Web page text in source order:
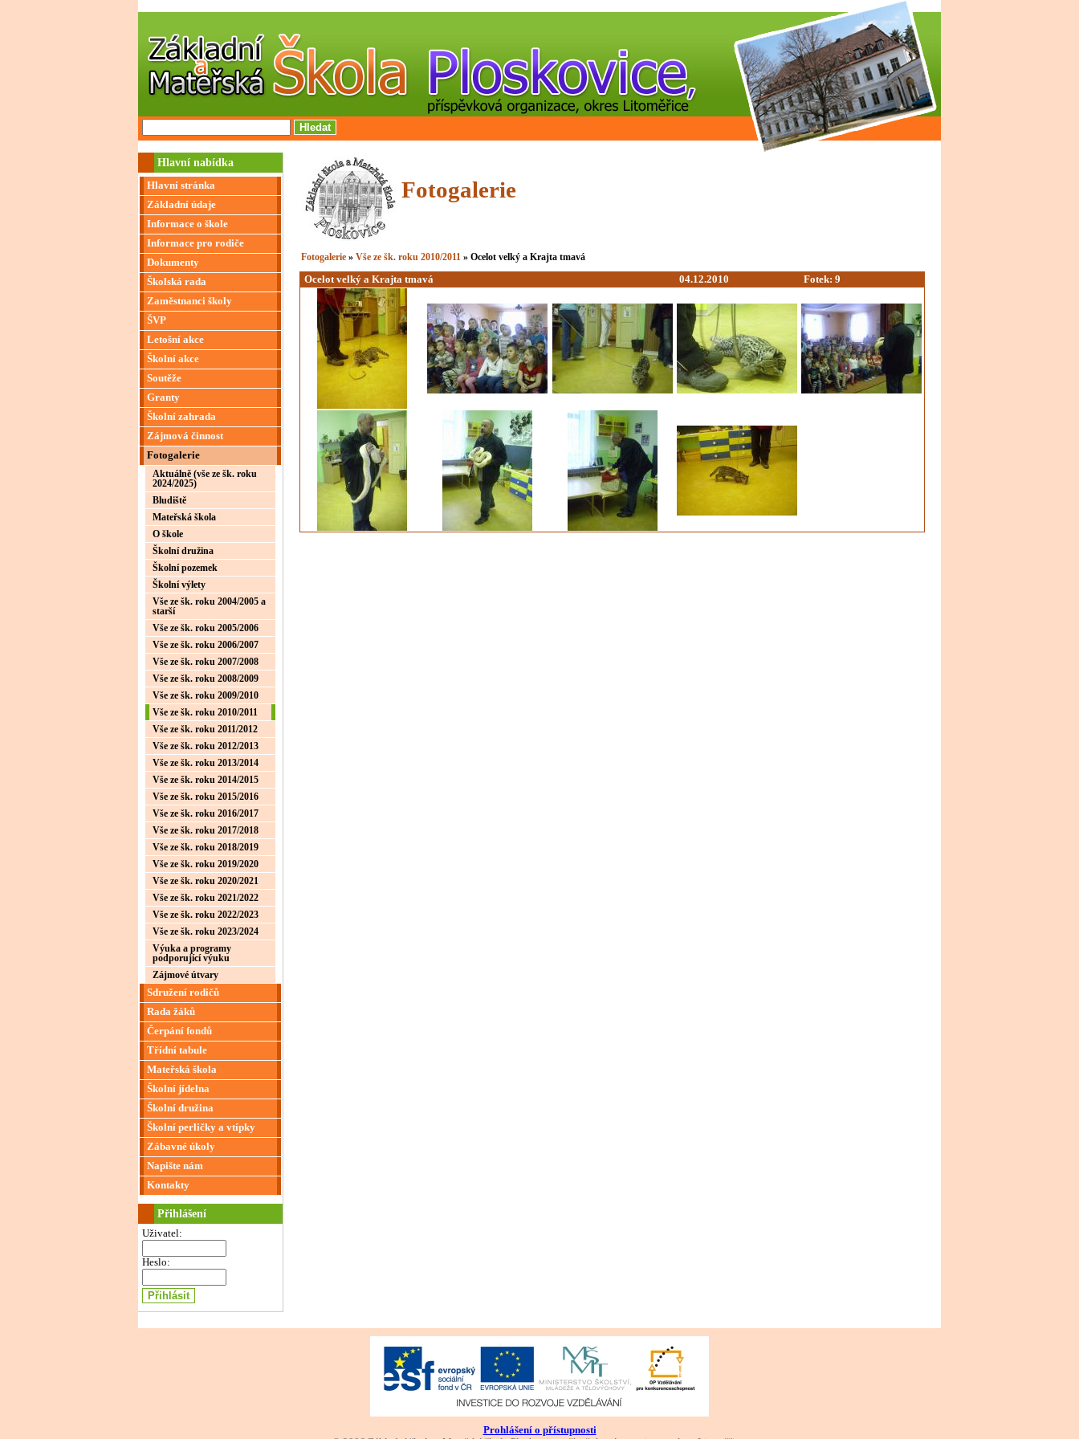
Hlavní nabídka
Hlavní stránka
Základní údaje
Informace o škole
Informace pro rodiče
Dokumenty
Školská rada
Zaměstnanci školy
ŠVP
Letošní akce
Školní akce
Soutěže
Granty
Školní zahrada
Zájmová činnost
Fotogalerie
Aktuálně (vše ze šk. roku
2024/2025)
Bludiště
Mateřská škola
O škole
Školní družina
Školní pozemek
Školní výlety
Vše ze šk. roku 2004/2005 a
starší
Vše ze šk. roku 2005/2006
Vše ze šk. roku 2006/2007
Vše ze šk. roku 2007/2008
Vše ze šk. roku 2008/2009
Vše ze šk. roku 2009/2010
Vše ze šk. roku 2010/2011
Vše ze šk. roku 2011/2012
Vše ze šk. roku 2012/2013
Vše ze šk. roku 2013/2014
Vše ze šk. roku 2014/2015
Vše ze šk. roku 2015/2016
Vše ze šk. roku 2016/2017
Vše ze šk. roku 2017/2018
Vše ze šk. roku 2018/2019
Vše ze šk. roku 2019/2020
Vše ze šk. roku 2020/2021
Vše ze šk. roku 2021/2022
Vše ze šk. roku 2022/2023
Vše ze šk. roku 2023/2024
Výuka a programy
podporující výuku
Zájmové útvary
Sdružení rodičů
Rada žáků
Čerpání fondů
Třídní tabule
Mateřská škola
Školní jídelna
Školní družina
Školní perličky a vtípky
Zábavné úkoly
Napište nám
Kontakty
Přihlášení
Uživatel:
Heslo:
Fotogalerie
Fotogalerie» Vše ze šk. roku 2010/2011» Ocelot velký a Krajta tmavá
Ocelot velký a Krajta tmavá
04.12.2010 Fotek: 9
Prohlášení o přístupnosti